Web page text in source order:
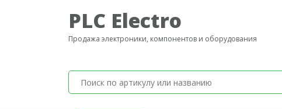
PLC Electro
Продажа электроники, компонентов и оборудования